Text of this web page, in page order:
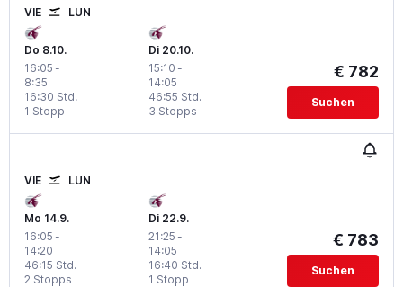
VIE LUN
Do 8.10.
16:05 -
8:35
1 Stopp
16:30 Std.
Di 20.10.
15:10 -
14:05
3 Stopps
46:55 Std.
€ 782
Suchen
VIE LUN
Mo 14.9.
16:05 -
14:20
2 Stopps
46:15 Std.
Di 22.9.
21:25 -
14:05
1 Stopp
16:40 Std.
€ 783
Suchen